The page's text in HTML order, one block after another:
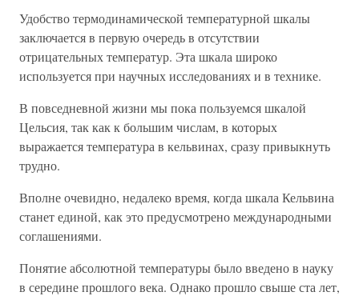
Удобство термодинамической температурной шкалы
заключается в первую очередь в отсутствии
отрицательных температур. Эта шкала широко
используется при научных исследованиях и в технике.
В повседневной жизни мы пока пользуемся шкалой
Цельсия, так как к большим числам, в которых
выражается температура в кельвинах, сразу привыкнуть
трудно.
Вполне очевидно, недалеко время, когда шкала Кельвина
станет единой, как это предусмотрено международными
соглашениями.
Понятие абсолютной температуры было введено в науку
в середине прошлого века. Однако прошло свыше ста лет,